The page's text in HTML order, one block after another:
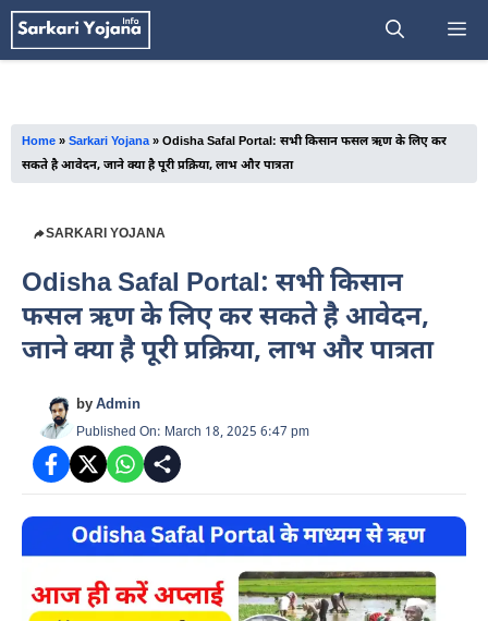
Skip
to
Home » Sarkari Yojana» Odisha Safal Portal: सभी किसान फसल ऋण के लिए कर
सकते है आवेदन, जाने क्या है पूरी प्रक्रिया, लाभ और पात्रता
SARKARI YOJANA
Odisha Safal Portal: सभी किसान
फसल ऋण के लिए कर सकते है आवेदन,
जाने क्या है पूरी प्रक्रिया, लाभ और पात्रता
byAdmin
Published On: March 18, 2025 6:47 pm